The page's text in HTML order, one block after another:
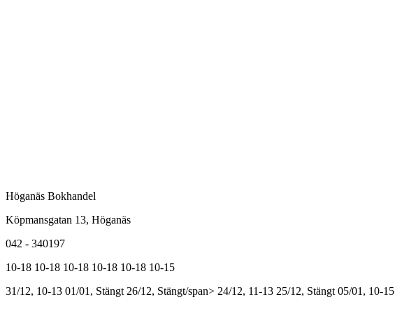
Höganäs Bokhandel
Köpmansgatan 13, Höganäs
042 - 340197
10-18 10-18 10-18 10-18 10-18 10-15
31/12, 10-13 01/01, Stängt 26/12, Stängt/span> 24/12, 11-13 25/12, Stängt 05/01, 10-15